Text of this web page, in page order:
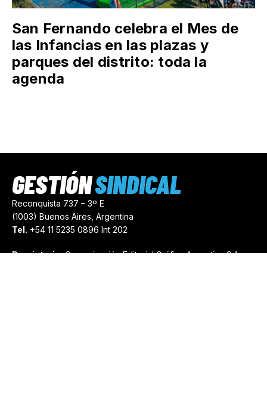
San Fernando celebra el Mes de
las Infancias en las plazas y
parques del distrito: toda la
agenda
Reconquista 737 – 3º E
(1003) Buenos Aires, Argentina
Tel. +54 11 5235 0896 Int 202
Propietario:Comunicación Editorial Gráfica Argentina S.A.
GESTIÓNSINDICAL